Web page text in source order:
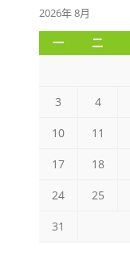
2026年 8月
一 二
3 4
10 11
17 18
24 25
31